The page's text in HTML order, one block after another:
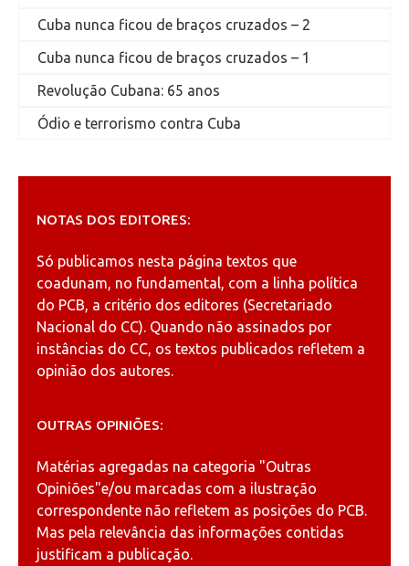
Cuba nunca ficou de braços cruzados – 2
Cuba nunca ficou de braços cruzados – 1
Revolução Cubana: 65 anos
Ódio e terrorismo contra Cuba
NOTAS DOS EDITORES:
Só publicamos nesta página textos que
coadunam, no fundamental, com a linha política
do PCB, a critério dos editores (Secretariado
Nacional do CC). Quando não assinados por
instâncias do CC, os textos publicados refletem a
opinião dos autores.
OUTRAS OPINIÕES:
Matérias agregadas na categoria "Outras
Opiniões"e/ou marcadas com a ilustração
correspondente não refletem as posições do PCB.
Mas pela relevância das informações contidas
justificam a publicação.